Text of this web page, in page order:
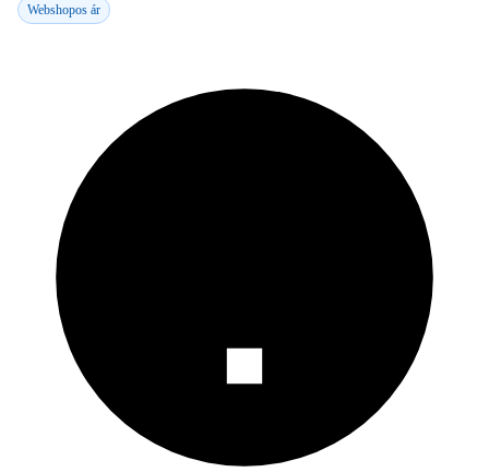
Webshopos ár